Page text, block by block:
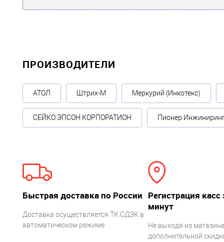
ПРОИЗВОДИТЕЛИ
АТОЛ Штрих-М Меркурий (Инкотекс)
СЕЙКО ЭПСОН КОРПОРАТИОН Пионер
Быстрая доставка по России
Доставка осуществляется ТК СДЭК в
автоматическом режиме
Регистрация касс
минут
Не выходя из
дополнительной